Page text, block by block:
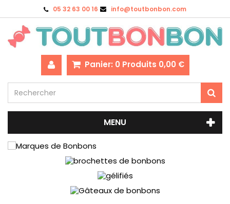
05 32 63 00 16 info@toutbonbon.com
Panier: 0 Produits 0,00 €
MENU